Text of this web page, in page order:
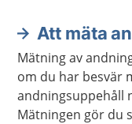
Att mäta
Mätning av
om du har besvär
andningsuppehåll
Mätningen gör du